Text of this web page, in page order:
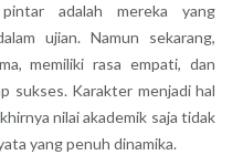
adalah mereka yang
ujian. Namun sekarang,
memiliki rasa empati, dan
sukses. Karakter menjadi hal
nilai akademik saja tidak
yang penuh dinamika.